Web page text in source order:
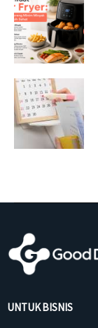
UNTUK BISNIS